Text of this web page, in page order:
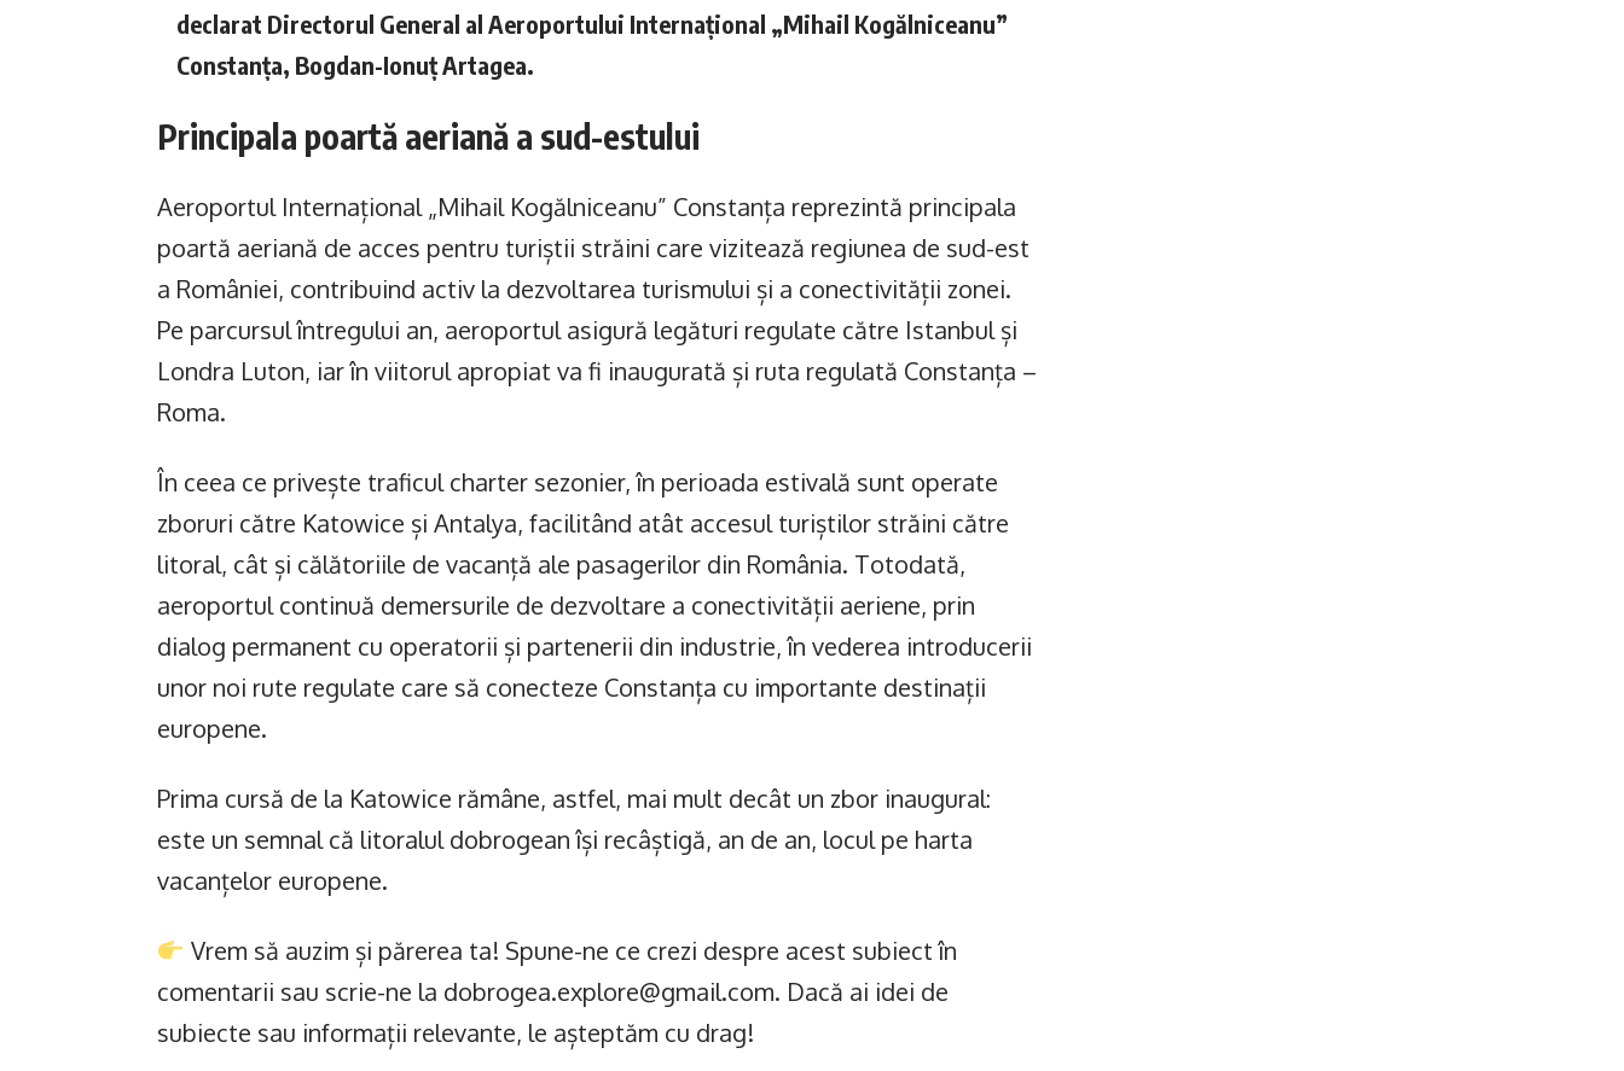
declarat Directorul General al Aeroportului Internațional „Mihail Kogălniceanu”
Constanța, Bogdan-Ionuț Artagea.
Principala poartă aeriană a sud-estului
Aeroportul Internațional „Mihail Kogălniceanu” Constanța reprezintă principala
poartă aeriană de acces pentru turiștii străini care vizitează regiunea de sud-est
a României, contribuind activ la dezvoltarea turismului și a conectivității zonei.
Pe parcursul întregului an, aeroportul asigură legături regulate către Istanbul și
Londra Luton, iar în viitorul apropiat va fi inaugurată și ruta regulată Constanța –
Roma.
În ceea ce privește traficul charter sezonier, în perioada estivală sunt operate
zboruri către Katowice și Antalya, facilitând atât accesul turiștilor străini către
litoral, cât și călătoriile de vacanță ale pasagerilor din România. Totodată,
aeroportul continuă demersurile de dezvoltare a conectivității aeriene, prin
dialog permanent cu operatorii și partenerii din industrie, în vederea introducerii
unor noi rute regulate care să conecteze Constanța cu importante destinații
europene.
Prima cursă de la Katowice rămâne, astfel, mai mult decât un zbor inaugural:
este un semnal că litoralul dobrogean își recâștigă, an de an, locul pe harta
vacanțelor europene.
Vrem să auzim și părerea ta! Spune-ne ce crezi despre acest subiect în
comentarii sau scrie-ne la dobrogea.explore@gmail.com. Dacă ai idei de
subiecte sau informații relevante, le așteptăm cu drag!